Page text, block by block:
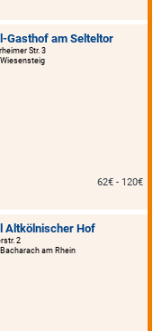
Gasthof am Selteltor
Str. 3
62€ - 120€
Altkölnischer Hof
2
am Rhein